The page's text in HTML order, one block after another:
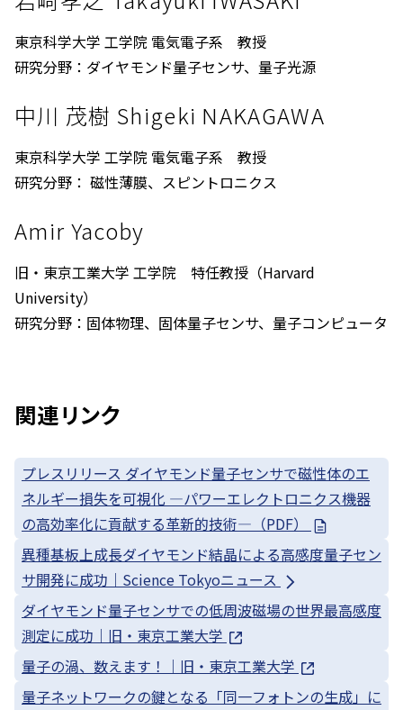
東京科学大学 工学院 電気電子系 教授
研究分野：ダイヤモンド量子センサ、量子光源
中川 茂樹 Shigeki NAKAGAWA
東京科学大学 工学院 電気電子系 教授
研究分野： 磁性薄膜、スピントロニクス
Amir Yacoby
旧・東京工業大学 工学院 特任教授（Harvard
University）
研究分野：固体物理、固体量子センサ、量子コンピュータ
関連リンク
プレスリリース ダイヤモンド量子センサで磁性体のエ
ネルギー損失を可視化 —パワーエレクトロニクス機器
の高効率化に貢献する革新的技術—（PDF）
異種基板上成長ダイヤモンド結晶による高感度量子セン
サ開発に成功｜Science Tokyoニュース
ダイヤモンド量子センサでの低周波磁場の世界最高感度
測定に成功｜旧・東京工業大学
量子の渦、数えます！｜旧・東京工業大学
量子ネットワークの鍵となる「同一フォトンの生成」に